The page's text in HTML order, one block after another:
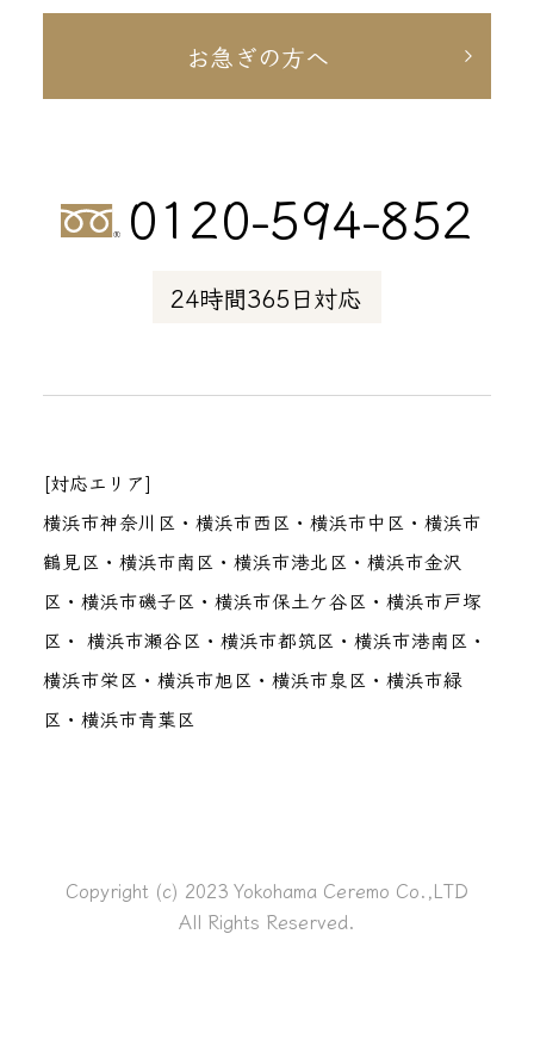
お急ぎの方へ
0120-594-852
24時間365日対応
[対応エリア]
横浜市神奈川区・横浜市西区・横浜市中区・横浜市
鶴見区・横浜市南区・横浜市港北区・横浜市金沢
区・横浜市磯子区・横浜市保土ケ谷区・横浜市戸塚
区・ 横浜市瀬谷区・横浜市都筑区・横浜市港南区・
横浜市栄区・横浜市旭区・横浜市泉区・横浜市緑
区・横浜市青葉区
Copyright (c) 2023 Yokohama Ceremo Co.,LTD
All Rights Reserved.